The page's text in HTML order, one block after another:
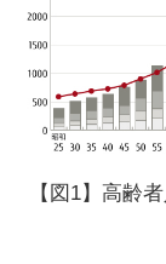
【図1】高齢